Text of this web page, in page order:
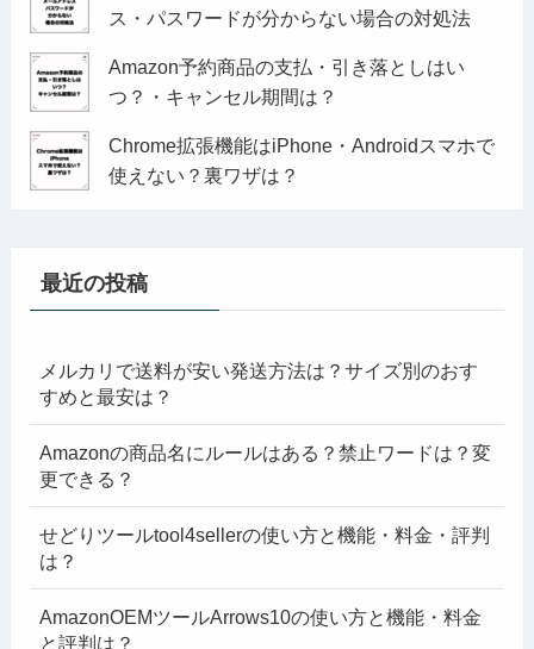
ス・パスワードが分からない場合の対処法
Amazon予約商品の支払・引き落としはい
つ？・キャンセル期間は？
Chrome拡張機能はiPhone・Androidスマホで
使えない？裏ワザは？
最近の投稿
メルカリで送料が安い発送方法は？サイズ別のおす
すめと最安は？
Amazonの商品名にルールはある？禁止ワードは？変
更できる？
せどりツールtool4sellerの使い方と機能・料金・評判
は？
AmazonOEMツールArrows10の使い方と機能・料金
と評判は？